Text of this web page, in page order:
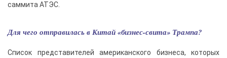
саммита АТЭС.
Для чего отправилась в Китай «бизнес-свита» Трампа?
Список представителей американского бизнеса, которых